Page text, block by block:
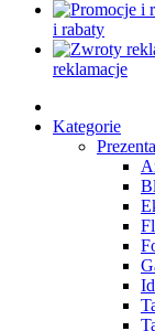
i rabaty
reklamacje
Kategorie